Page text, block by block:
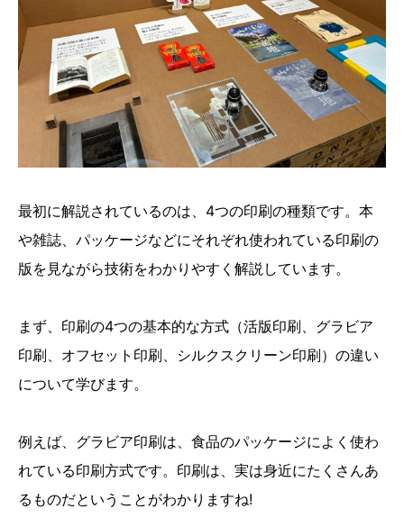
最初に解説されているのは、4つの印刷の種類です。本
や雑誌、パッケージなどにそれぞれ使われている印刷の
版を見ながら技術をわかりやすく解説しています。
まず、印刷の4つの基本的な方式（活版印刷、グラビア
印刷、オフセット印刷、シルクスクリーン印刷）の違い
について学びます。
例えば、グラビア印刷は、食品のパッケージによく使わ
れている印刷方式です。印刷は、実は身近にたくさんあ
るものだということがわかりますね!